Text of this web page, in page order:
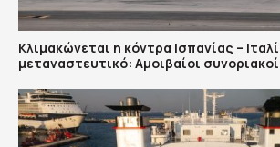
Κλιμακώνεται η κόντρα Ισπανίας –
μεταναστευτικό: Αμοιβαίοι συνοριακοί